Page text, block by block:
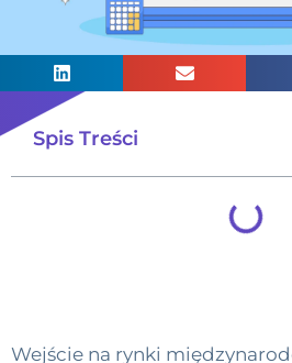
Spis Treści
Wejście na rynki